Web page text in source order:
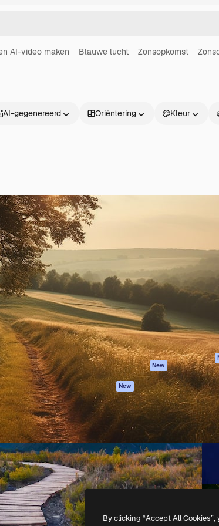
AI-video maken Blauwe lucht Zonsopkomst
AI-gegenereerd Oriëntering Kleur
om je beste werk te
abonnees
ondernemingen,
Producten
Spaces
AI-assistent
AI Image Generator
AI Video Generator
AI Voice Generator
Stockcontent
MCP voor
Claude/ChatGPT
New
Agenten New
API
Mobiele app
Alle Magnific-tools
Aan de
Academy
Algemene
Originelen
Partners
Company S.L.U.Alle rechten voorbehouden.
By clicking “Accept All